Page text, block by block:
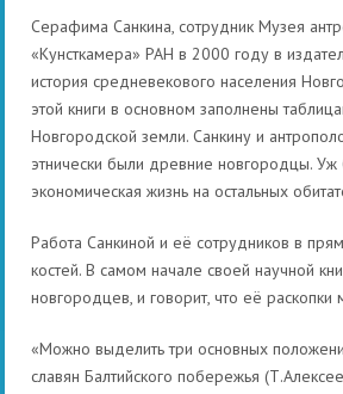
Серафима Санкина, сотрудник Музея
«Кунсткамера» РАН в 2000 году в
история средневекового населения
этой книги в основном заполнены
Новгородской земли. Санкину и
этнически были древние новгородцы. Уж
экономическая жизнь на остальных
Работа Санкиной и её сотрудников в
костей. В самом начале своей научной
новгородцев, и говорит, что её раскопки
«Можно выделить три основных
славян Балтийского побережья